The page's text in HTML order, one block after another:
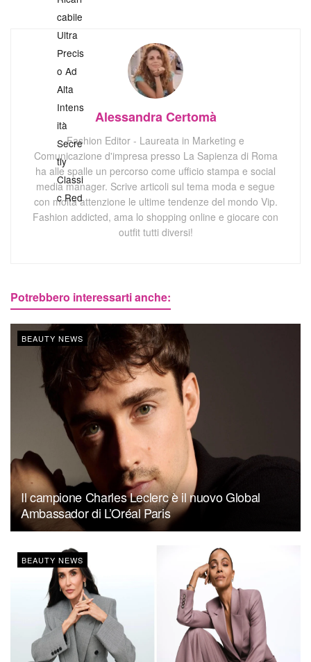
Alessandra Certomà
Fashion Editor - Laureata in Marketing e
Comunicazione d'impresa presso La Sapienza di Roma
ha alle spalle un percorso come ufficio stampa e social
media manager. Scrive articoli sul tema moda e segue
con molta attenzione le ultime tendenze del mondo Vip.
Fashion addicted, ama lo shopping online e giocare con
outfit tutti diversi!
Potrebbero interessarti anche:
BEAUTY NEWS
Il campione Charles Leclerc è il nuovo Global
Ambassador di L’Oréal Paris
BEAUTY NEWS